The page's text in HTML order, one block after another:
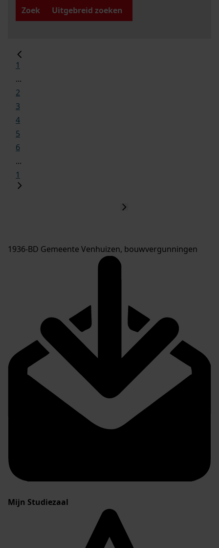
Zoek
Uitgebreid zoeken
1
...
2
3
4
5
6
...
1
1936-BD Gemeente Venhuizen, bouwvergunningen
Mijn Studiezaal